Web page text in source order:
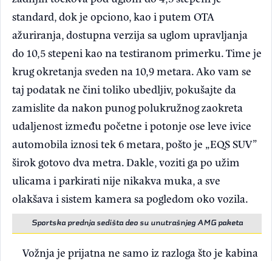
standard, dok je opciono, kao i putem OTA
ažuriranja, dostupna verzija sa uglom upravljanja
do 10,5 stepeni kao na testiranom primerku. Time je
krug okretanja sveden na 10,9 metara. Ako vam se
taj podatak ne čini toliko ubedljiv, pokušajte da
zamislite da nakon punog polukružnog zaokreta
udaljenost između početne i potonje ose leve ivice
automobila iznosi tek 6 metara, pošto je „EQS SUV”
širok gotovo dva metra. Dakle, voziti ga po užim
ulicama i parkirati nije nikakva muka, a sve
olakšava i sistem kamera sa pogledom oko vozila.
Sportska prednja sedišta deo su unutrašnjeg AMG paketa
Vožnja je prijatna ne samo iz razloga što je kabina